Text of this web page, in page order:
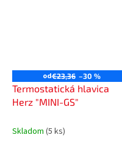
od€23,36 –30 %
Termostatická hlavica
Herz "MINI-GS"
Skladom (5 ks)